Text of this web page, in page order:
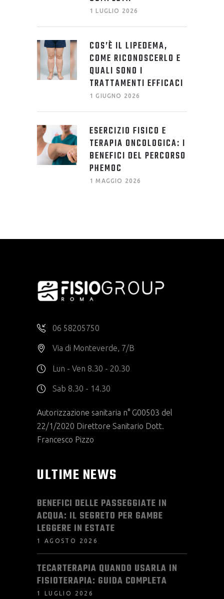
1 LUGLIO 2026
COS’È IL LIPEDEMA,
COME RICONOSCERLO E
QUALI SONO I
TRATTAMENTI EFFICACI
1 GIUGNO 2026
ESERCIZIO FISICO E
TERAPIA ONCOLOGICA: I
BENEFICI DEL PERCORSO
PHEMOC
1 MAGGIO 2026
06 58205750
Via di Monteverde, 7/B
Lun - Ven 8.30 - 20.30
Sab 8.30 - 14.30
Autorizzazione sanitaria n° G00503 del
22/1/2020 Direttore Sanitario Dott.
Francesco Pizzo
ULTIME NEWS
BENEFICI DELLE PASSEGGIATE IN
ACQUA: IL SEGRETO PER GAMBE
LEGGERE IN ESTATE
1 AGOSTO 2026
TECARTERAPIA QUANDO USARLA IN
FISIOTERAPIA: GUIDA COMPLETA
1 LUGLIO 2026